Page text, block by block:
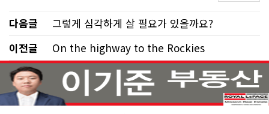
다음글
그렇게 심각하게 살 필요가 있을까요?
이전글
On the highway to the Rockies